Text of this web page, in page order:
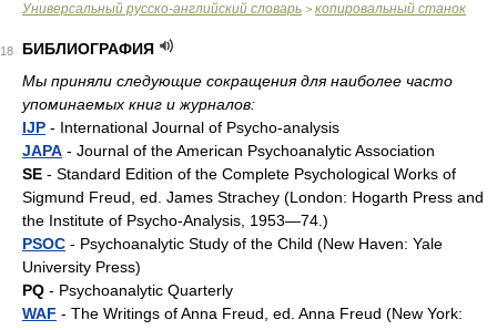
Универсальный русско-английский словарь > копировальный станок
18
БИБЛИОГРАФИЯ
Мы приняли следующие сокращения для наиболее часто
упоминаемых книг и журналов:
IJP - International Journal of Psycho-analysis
JAPA - Journal of the American Psychoanalytic Association
SE - Standard Edition of the Complete Psychological Works of
Sigmund Freud, ed. James Strachey (London: Hogarth Press and
the Institute of Psycho-Analysis, 1953—74.)
PSOC - Psychoanalytic Study of the Child (New Haven: Yale
University Press)
PQ - Psychoanalytic Quarterly
WAF - The Writings of Anna Freud, ed. Anna Freud (New York: